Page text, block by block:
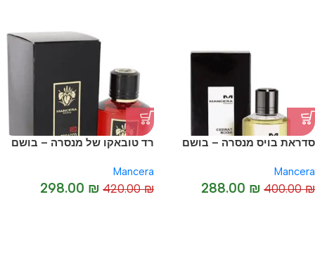
סדראת בויס מנסרה – בושם
Cedrat Boise
Mancera
400.00₪
288.00 ₪
רד טובאקו של מנסרה – בושם
by Mancera
Mancera
420.00₪
298.00 ₪